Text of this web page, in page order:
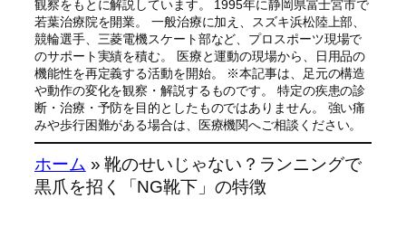
観察をもとに解説しています。 1995年に静岡県富士宮市で
若葉治療院を開業。 一般治療に加え、スズキ浜松陸上部、
競輪選手、三菱電機スケート部など、プロスポーツ現場で
のサポート実績を積む。 医療と運動の現場から、日用品の
機能性を再定義する活動を開始。 ※本記事は、足元の構造
や動作の変化を観察・解説するものです。 特定の疾患の診
断・治療・予防を目的としたものではありません。 強い痛
みや歩行困難がある場合は、医療機関へご相談ください。
ホーム »靴のせいじゃない？ランニングで
黒爪を招く「NG靴下」の特徴